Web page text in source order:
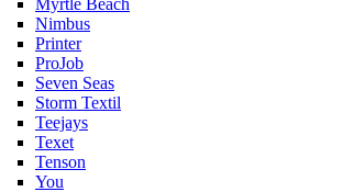
Myrtle Beach
Nimbus
Printer
ProJob
Seven Seas
Storm Textil
Teejays
Texet
Tenson
You